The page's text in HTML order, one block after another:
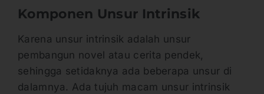
Komponen Unsur Intrinsik
Karena unsur intrinsik adalah unsur
pembangun novel atau cerita pendek,
sehingga setidaknya ada beberapa unsur di
dalamnya. Ada tujuh macam unsur intrinsik